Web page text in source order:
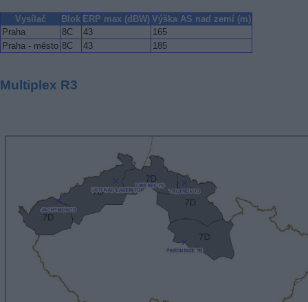
Vysílač Blok ERP max (dBW) Výška AS nad zemí (m)
Praha
8C 43
165
Praha - město 8C 43 185
Multiplex R3